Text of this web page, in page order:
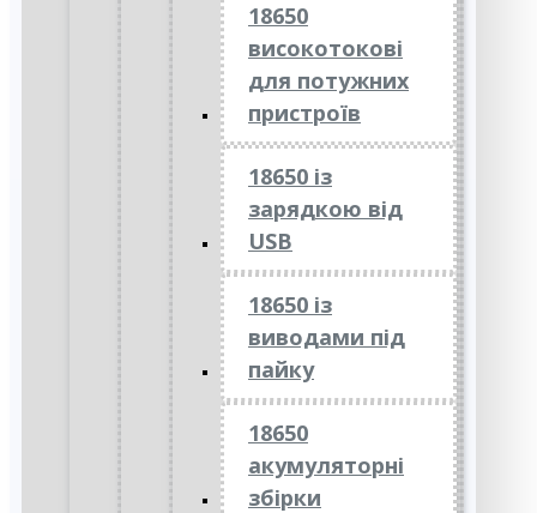
18650
високотокові
для потужних
пристроїв
18650 із
зарядкою від
USB
18650 із
виводами під
пайку
18650
акумуляторні
збірки